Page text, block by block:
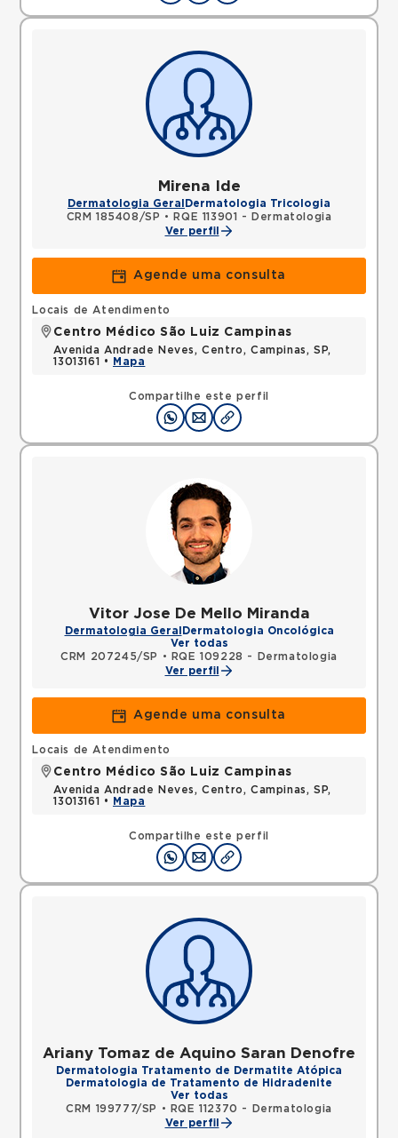
Mirena Ide
Dermatologia Geral Dermatologia Tricologia
CRM 185408/SP •
RQE 113901 - Dermatologia
Ver perfil
Agende uma consulta
Compartilhe este perfil
Locais de Atendimento
Centro Médico São Luiz Campinas
Avenida Andrade Neves, Centro, Campinas, SP,
13013161 •
Mapa
Vitor Jose De Mello Miranda
Dermatologia Geral Dermatologia Oncológica
Ver todas
CRM 207245/SP
•
RQE 109228 - Dermatologia
Ver perfil
Agende uma consulta
Compartilhe este perfil
Locais de Atendimento
Centro Médico São Luiz Campinas
Avenida Andrade Neves, Centro, Campinas, SP,
13013161 •
Mapa
Ariany Tomaz de Aquino Saran Denofre
Dermatologia Tratamento de Dermatite Atópica
Dermatologia de Tratamento de Hidradenite
Ver todas
CRM 199777/SP
•
RQE 112370 - Dermatologia
Ver perfil